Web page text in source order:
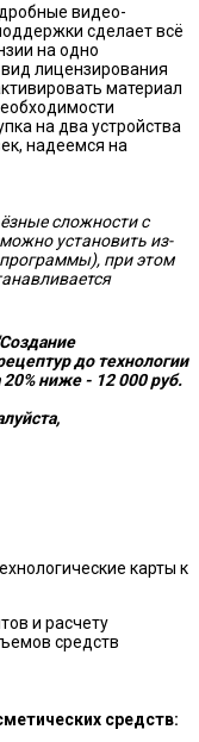
видео-
сделает всё
на одно
лицензирования
материал
на два устройства
надеемся на
сложности с
установить из-
при этом
до технологии
20% ниже - 12 000 руб.
карты к
и расчету
средств
средств: